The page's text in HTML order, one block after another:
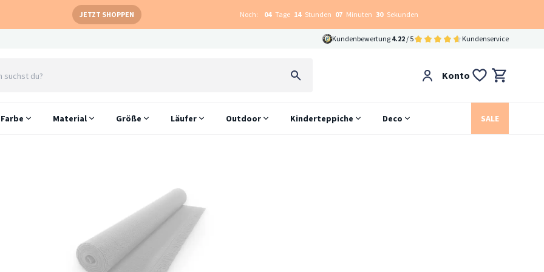
JETZT SHOPPEN Noch: 04 Tage 14 Stunden 07 Minuten 30 Sekunden
Kundenbewertung 4.22 / 5 Kundenservice
Konto
Farbe Material Größe Läufer Outdoor Kinderteppiche Deco SALE